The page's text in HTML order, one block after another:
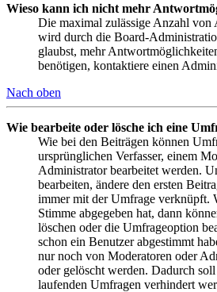
Wieso kann ich nicht mehr
Die maximal zulässige Anzahl
wird durch die Board-
glaubst, mehr
benötigen, kontaktiere einen
Nach oben
Wie bearbeite oder lösche ich eine
Wie bei den Beiträgen können
ursprünglichen Verfasser, einem
Administrator bearbeitet werden.
bearbeiten, ändere den ersten
immer mit der Umfrage verknüpft.
Stimme abgegeben hat, dann
löschen oder die Umfrageoption
schon ein Benutzer abgestimmt
nur noch von Moderatoren oder
oder gelöscht werden. Dadurch
laufenden Umfragen verhindert